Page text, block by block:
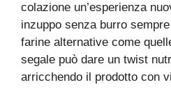
colazione un’esperienza
inzuppo senza burro
farine alternative come
segale può dare un twist
arricchendo il prodotto con